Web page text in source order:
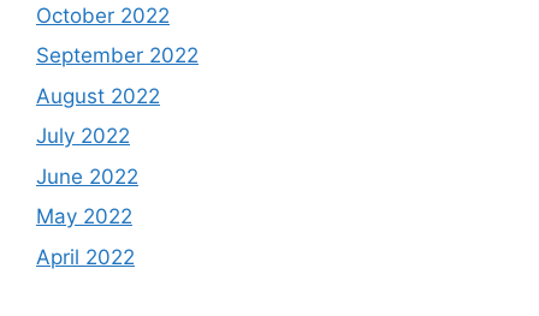
October 2022
September 2022
August 2022
July 2022
June 2022
May 2022
April 2022